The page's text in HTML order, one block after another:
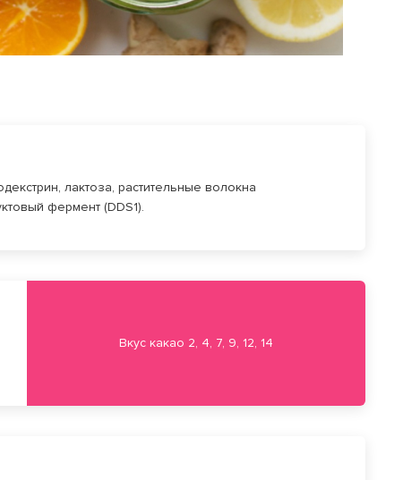
лактоза, растительные волокна
фермент (DDS1).
Вкус какао 2, 4, 7, 9, 12, 14